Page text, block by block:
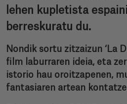
lehen kupletista
berreskuratu du.
Nondik sortu zitzaizun ‘La
film laburraren ideia, eta
istorio hau oroitzapenen,
fantasiaren artean